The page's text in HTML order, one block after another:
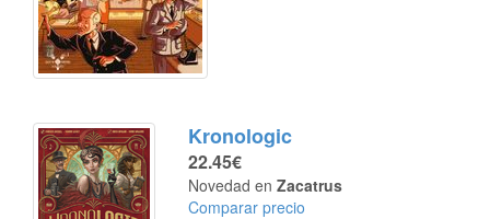
Kronologic
22.45€
Novedad en Zacatrus
Comparar precio